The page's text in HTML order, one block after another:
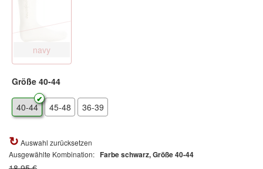
navy
Größe 40-44
40-44 45-48 36-39
Auswahl zurücksetzen
Ausgewählte Kombination: Farbe schwarz, Größe 40-44